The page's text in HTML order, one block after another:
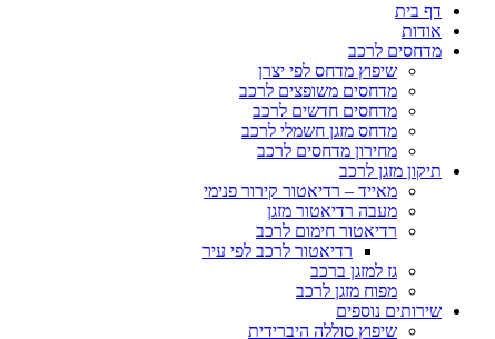
דף בית
אודות
מדחסים לרכב
שיפוץ מדחס לפי יצרן
מדחסים משופצים לרכב
מדחסים חדשים לרכב
מדחס מזגן חשמלי לרכב
מחירון מדחסים לרכב
תיקון מזגן לרכב
מאייד – רדיאטור קירור פנימי
מעבה רדיאטור מזגן
רדיאטור חימום לרכב
רדיאטור לרכב לפי עיר
גז למזגן ברכב
מפוח מזגן לרכב
שירותים נוספים
שיפוץ סוללה היברידית